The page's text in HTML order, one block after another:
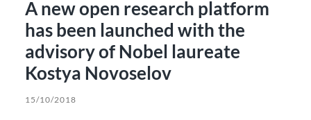
A new open research platform
has been launched with the
advisory of Nobel laureate
Kostya Novoselov
15/10/2018